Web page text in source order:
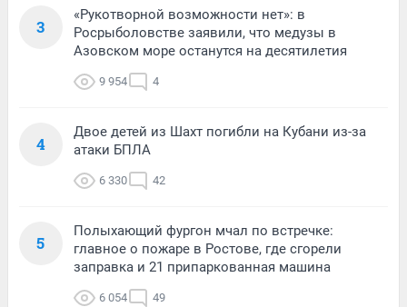
3
«Рукотворной возможности нет»: в
Росрыболовстве заявили, что медузы в
Азовском море останутся на десятилетия
9 954 4
4
Двое детей из Шахт погибли на Кубани из-за
атаки БПЛА
6 330 42
5
Полыхающий фургон мчал по встречке:
главное о пожаре в Ростове, где сгорели
заправка и 21 припаркованная машина
6 054 49